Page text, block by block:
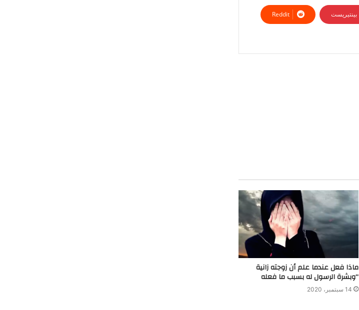
بينتيريست
ماذا فعل عندما علم أن زوجته زانية
“وبشرة الرسول له بسبب ما فعله
14 سبتمبر، 2020